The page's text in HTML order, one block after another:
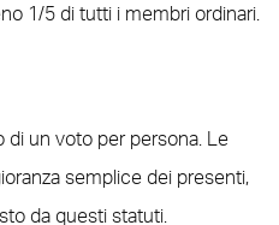
1/5 di tutti i membri ordinari.
di un voto per persona. Le
semplice dei presenti,
da questi statuti.